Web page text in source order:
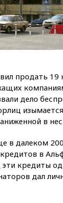
продать 19
дело
в
в далеком
в
кредиты
дал